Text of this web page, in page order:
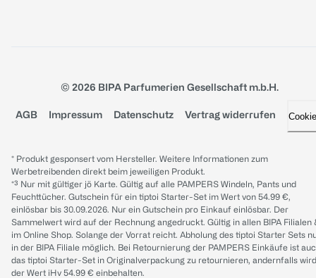
© 2026 BIPA Parfumerien Gesellschaft m.b.H.
AGB Impressum Datenschutz Vertrag widerrufen
* Produkt gesponsert vom Hersteller. Weitere Informationen zum
Werbetreibenden direkt beim jeweiligen Produkt.
*³ Nur mit gültiger jö Karte. Gültig auf alle PAMPERS Windeln, Pants und
Feuchttücher. Gutschein für ein tiptoi Starter-Set im Wert von 54.99 €,
einlösbar bis 30.09.2026. Nur ein Gutschein pro Einkauf einlösbar. Der
Sammelwert wird auf der Rechnung angedruckt. Gültig in allen BIPA Filialen
im Online Shop. Solange der Vorrat reicht. Abholung des tiptoi Starter Sets
in der BIPA Filiale möglich. Bei Retournierung der PAMPERS Einkäufe ist
das tiptoi Starter-Set in Originalverpackung zu retournieren, andernfalls wird
der Wert iHv 54.99 € einbehalten.